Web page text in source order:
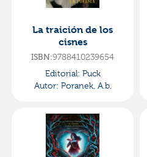
La traición de los
cisnes
ISBN:9788410239654
Editorial: Puck
Autor: Poranek, A.b.